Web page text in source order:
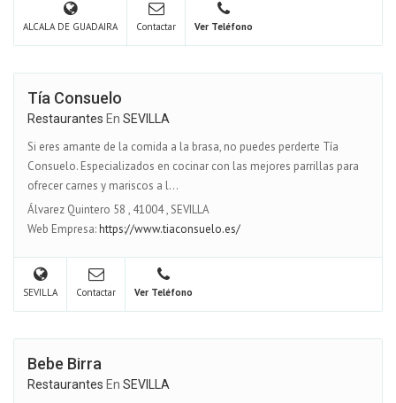
ALCALA DE GUADAIRA Contactar Ver Teléfono
Tía Consuelo
Restaurantes En SEVILLA
Si eres amante de la comida a la brasa, no puedes perderte Tía
Consuelo. Especializados en cocinar con las mejores parrillas para
ofrecer carnes y mariscos a l...
Álvarez Quintero 58 , 41004,SEVILLA
Web Empresa:https://www.tiaconsuelo.es/
SEVILLA Contactar Ver Teléfono
Bebe Birra
Restaurantes En SEVILLA